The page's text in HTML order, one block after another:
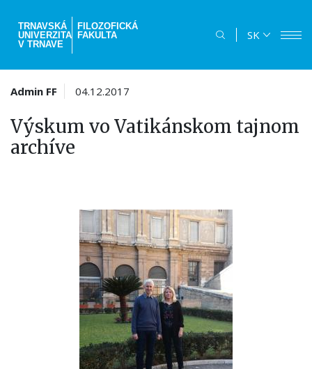
hlavný
TRNAVSKÁ
UNIVERZITA
V TRNAVE
FILOZOFICKÁ
FAKULTA
SK
Admin FF 04.12.2017
Výskum vo Vatikánskom tajnom
archíve